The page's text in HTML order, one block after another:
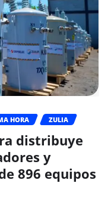
HORA ZULIA
distribuye
y
896 equipos